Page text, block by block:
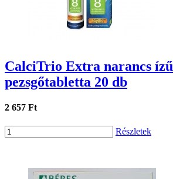
CalciTrio Extra narancs ízű
pezsgőtabletta 20 db
2 657 Ft
Részletek